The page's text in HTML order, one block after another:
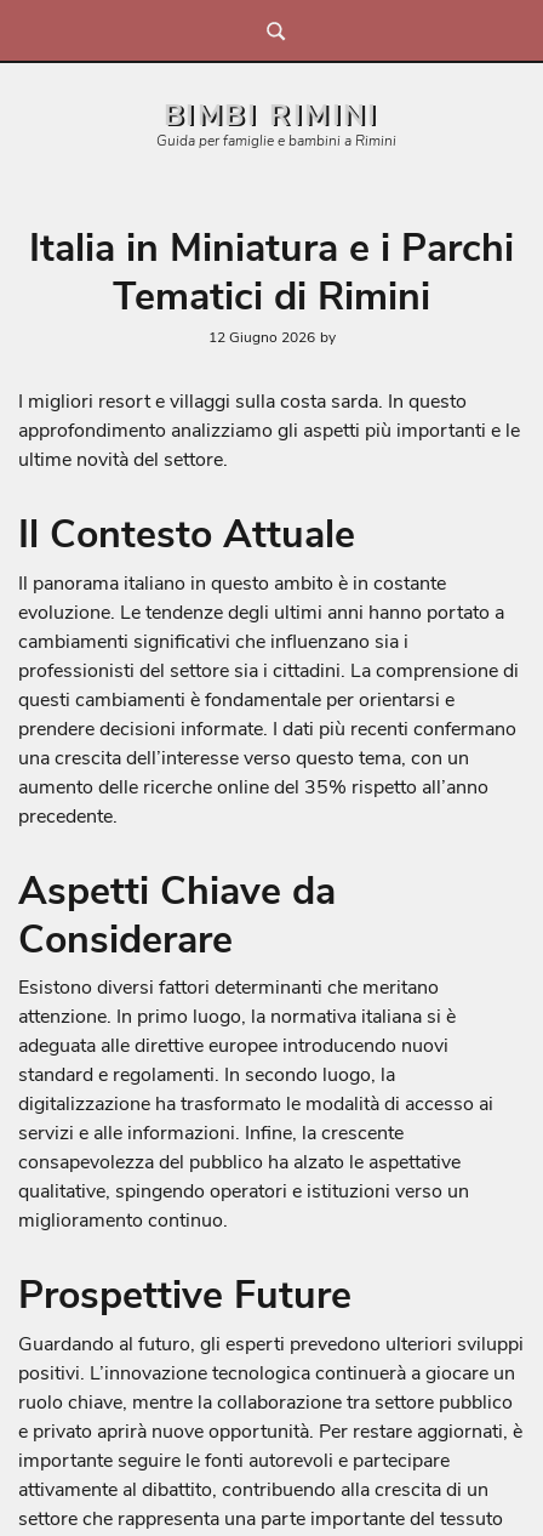
content
BIMBI RIMINI
Guida per famiglie e bambini a Rimini
Italia in Miniatura e i Parchi
Tematici di Rimini
12 Giugno 2026 by
I migliori resort e villaggi sulla costa sarda. In questo
approfondimento analizziamo gli aspetti più importanti e le
ultime novità del settore.
Il Contesto Attuale
Il panorama italiano in questo ambito è in costante
evoluzione. Le tendenze degli ultimi anni hanno portato a
cambiamenti significativi che influenzano sia i
professionisti del settore sia i cittadini. La comprensione di
questi cambiamenti è fondamentale per orientarsi e
prendere decisioni informate. I dati più recenti confermano
una crescita dell’interesse verso questo tema, con un
aumento delle ricerche online del 35% rispetto all’anno
precedente.
Aspetti Chiave da
Considerare
Esistono diversi fattori determinanti che meritano
attenzione. In primo luogo, la normativa italiana si è
adeguata alle direttive europee introducendo nuovi
standard e regolamenti. In secondo luogo, la
digitalizzazione ha trasformato le modalità di accesso ai
servizi e alle informazioni. Infine, la crescente
consapevolezza del pubblico ha alzato le aspettative
qualitative, spingendo operatori e istituzioni verso un
miglioramento continuo.
Prospettive Future
Guardando al futuro, gli esperti prevedono ulteriori sviluppi
positivi. L’innovazione tecnologica continuerà a giocare un
ruolo chiave, mentre la collaborazione tra settore pubblico
e privato aprirà nuove opportunità. Per restare aggiornati, è
importante seguire le fonti autorevoli e partecipare
attivamente al dibattito, contribuendo alla crescita di un
settore che rappresenta una parte importante del tessuto